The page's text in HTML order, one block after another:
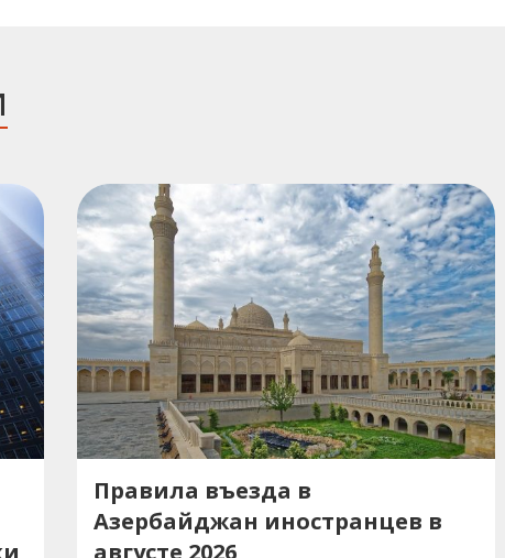
Правила въезда в
Азербайджан иностранцев в
августе 2026